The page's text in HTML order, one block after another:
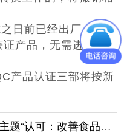
日前已经出厂、投放
产品，无需进行证
品认证三部将按新
“认可：改善食品安全”